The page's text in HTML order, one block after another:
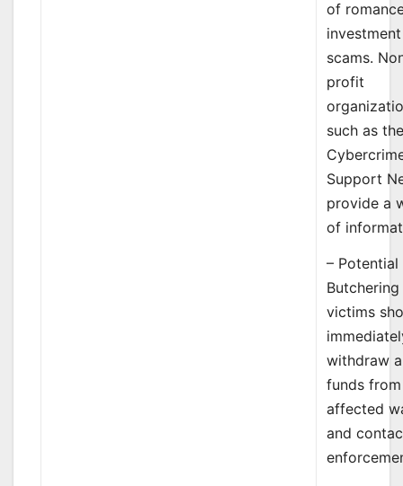
of
investment
scams.
profit
such as
Support
provide a
of
– Potential
Butchering
victims
withdraw
funds from
affected
and